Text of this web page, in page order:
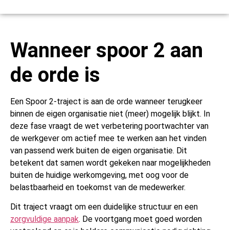
Wanneer spoor 2 aan
de orde is
Een Spoor 2-traject is aan de orde wanneer terugkeer
binnen de eigen organisatie niet (meer) mogelijk blijkt. In
deze fase vraagt de wet verbetering poortwachter van
de werkgever om actief mee te werken aan het vinden
van passend werk buiten de eigen organisatie. Dit
betekent dat samen wordt gekeken naar mogelijkheden
buiten de huidige werkomgeving, met oog voor de
belastbaarheid en toekomst van de medewerker.
Dit traject vraagt om een duidelijke structuur en een
zorgvuldige aanpak. De voortgang moet goed worden